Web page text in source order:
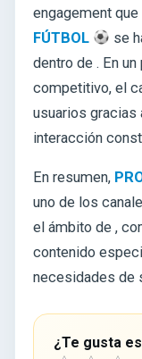
engagement que
FÚTBOL
se
dentro de . En
competitivo, el
usuarios gracias
interacción
En resumen,
uno de los
el ámbito de ,
contenido
necesidades de
¿Te gusta